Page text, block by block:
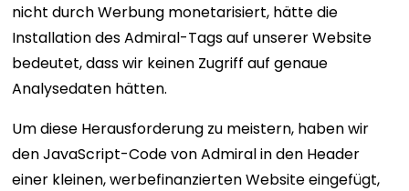
nicht durch Werbung monetarisiert, hätte die
Installation des Admiral-Tags auf unserer Website
bedeutet, dass wir keinen Zugriff auf genaue
Analysedaten hätten.
Um diese Herausforderung zu meistern, haben wir
den JavaScript-Code von Admiral in den Header
einer kleinen, werbefinanzierten Website eingefügt,